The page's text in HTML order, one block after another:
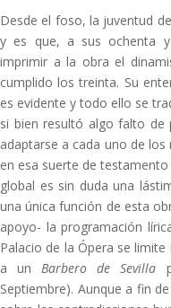
Desde el foso, la juventud de
y es que, a sus ochenta
imprimir a la obra el
cumplido los treinta. Su
es evidente y todo ello se
si bien resultó algo falto de
adaptarse a cada uno de
en esa suerte de
global es sin duda una
una única función de esta
apoyo- la programación
Palacio de la Ópera se
a unBarbero de Sevilla
Septiembre). Aunque a fin